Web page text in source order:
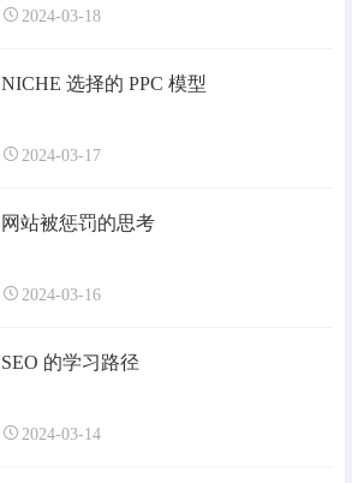
2024-03-18
NICHE 选择的 PPC 模型
2024-03-17
网站被惩罚的思考
2024-03-16
SEO 的学习路径
2024-03-14